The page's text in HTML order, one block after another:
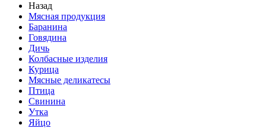
Назад
Мясная продукция
Баранина
Говядина
Дичь
Колбасные изделия
Курица
Мясные деликатесы
Птица
Свинина
Утка
Яйцо